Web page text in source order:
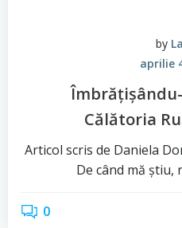
by
aprilie
Călătoria
Articol scris de Daniela
De când mă
0